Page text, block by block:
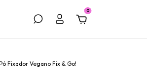
0
Fixador Vegano Fix & Go!